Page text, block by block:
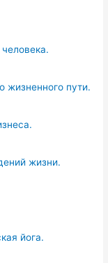
жизненного пути.
жизни.
йога.